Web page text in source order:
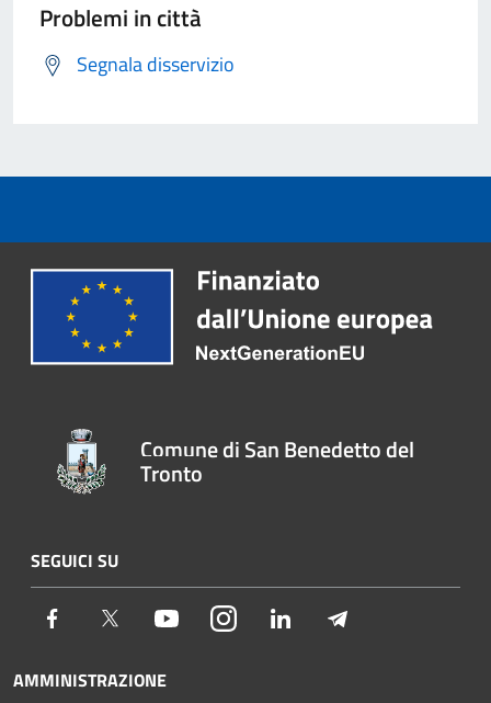
Problemi in città
Segnala disservizio
Comune di San Benedetto del
Tronto
SEGUICI SU
Facebook Twitter YoutubeInstagramLinkedIn
AMMINISTRAZIONE